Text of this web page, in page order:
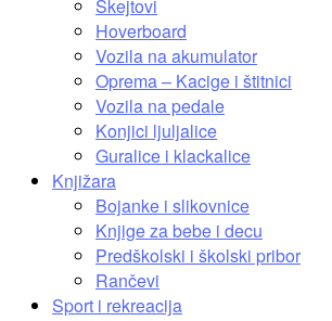
Skejtovi
Hoverboard
Vozila na akumulator
Oprema – Kacige i štitnici
Vozila na pedale
Konjici ljuljalice
Guralice i klackalice
Knjižara
Bojanke i slikovnice
Knjige za bebe i decu
Predškolski i školski pribor
Rančevi
Sport i rekreacija